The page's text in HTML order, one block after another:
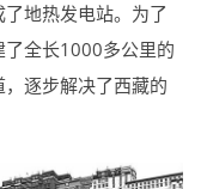
地热发电站。为了
全长1000多公里的
逐步解决了西藏的